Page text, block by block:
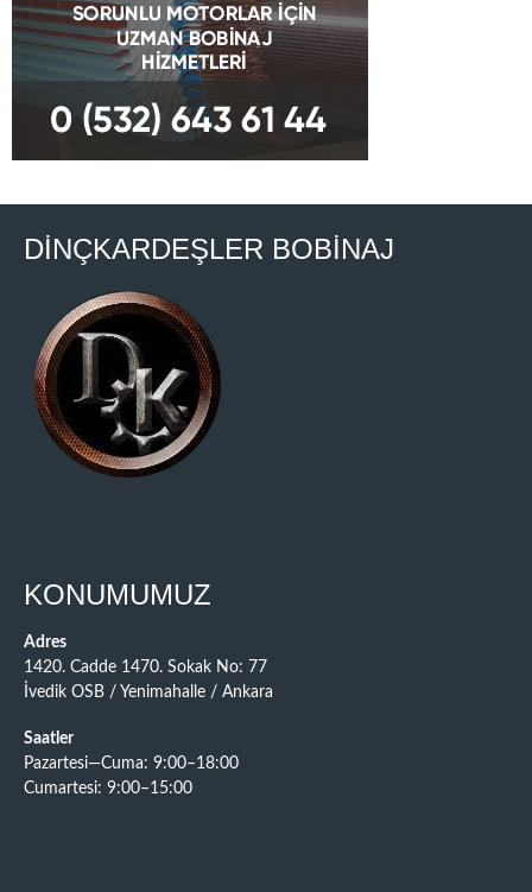
DİNÇKARDEŞLER BOBİNAJ
KONUMUMUZ
Adres
1420. Cadde 1470. Sokak No: 77
İvedik OSB / Yenimahalle / Ankara
Saatler
Pazartesi—Cuma: 9:00–18:00
Cumartesi: 9:00–15:00